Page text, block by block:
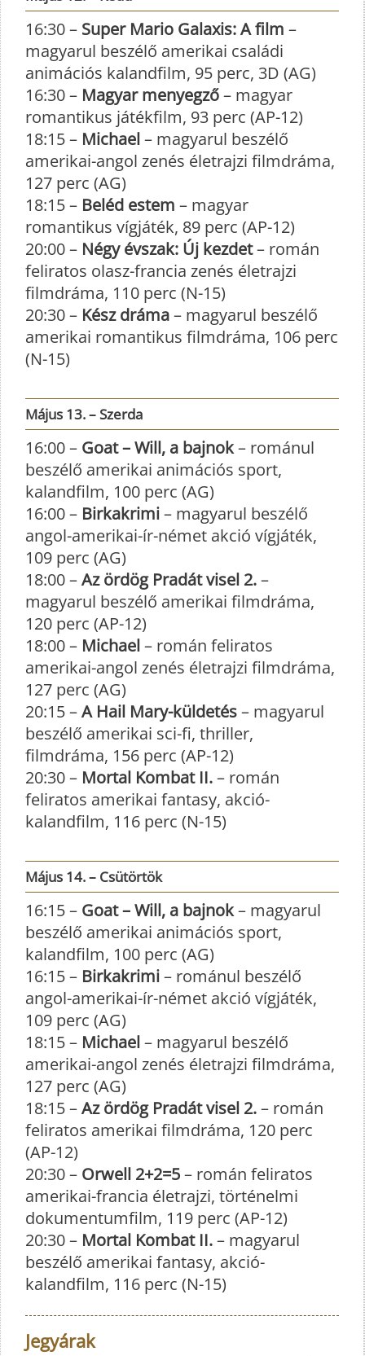
16:30 – Super Mario Galaxis: A film –
magyarul beszélő amerikai családi
animációs kalandfilm, 95 perc, 3D (AG)
16:30 – Magyar menyegző– magyar
romantikus játékfilm, 93 perc (AP-12)
18:15 – Michael– magyarul beszélő
amerikai-angol zenés életrajzi filmdráma,
127 perc (AG)
18:15 – Beléd estem – magyar
romantikus vígjáték, 89 perc (AP-12)
20:00 – Négy évszak: Új kezdet– román
feliratos olasz-francia zenés életrajzi
filmdráma, 110 perc (N-15)
20:30 – Kész dráma– magyarul beszélő
amerikai romantikus filmdráma, 106 perc
(N-15)
Május 13. – Szerda
16:00 – Goat – Will, a bajnok– románul
beszélő amerikai animációs sport,
kalandfilm, 100 perc (AG)
16:00 – Birkakrimi– magyarul beszélő
angol-amerikai-ír-német akció vígjáték,
109 perc (AG)
18:00 –Az ördög Pradát visel 2.–
magyarul beszélő amerikai filmdráma,
120 perc (AP-12)
18:00 – Michael– román feliratos
amerikai-angol zenés életrajzi filmdráma,
127 perc (AG)
20:15 –A Hail Mary-küldetés– magyarul
beszélő amerikai sci-fi, thriller,
filmdráma, 156 perc (AP-12)
20:30 – Mortal Kombat II.– román
feliratos amerikai fantasy, akció-
kalandfilm, 116 perc (N-15)
Május 14. – Csütörtök
16:15 – Goat – Will, a bajnok– magyarul
beszélő amerikai animációs sport,
kalandfilm, 100 perc (AG)
16:15 – Birkakrimi– románul beszélő
angol-amerikai-ír-német akció vígjáték,
109 perc (AG)
18:15 – Michael– magyarul beszélő
amerikai-angol zenés életrajzi filmdráma,
127 perc (AG)
18:15 –Az ördög Pradát visel 2.– román
feliratos amerikai filmdráma, 120 perc
(AP-12)
20:30 – Orwell 2+2=5– román feliratos
amerikai-francia életrajzi, történelmi
dokumentumfilm, 119 perc (AP-12)
20:30 – Mortal Kombat II.– magyarul
beszélő amerikai fantasy, akció-
kalandfilm, 116 perc (N-15)
Jegyárak